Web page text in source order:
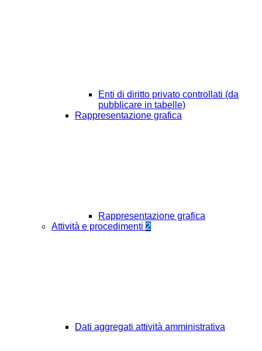
Enti di diritto privato controllati (da
pubblicare in tabelle)
Rappresentazione grafica
Rappresentazione grafica
Attività e procedimenti 2
Dati aggregati attività amministrativa